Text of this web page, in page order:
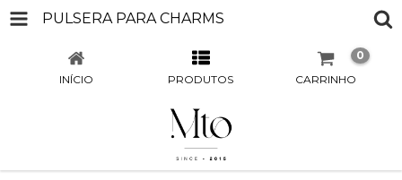
PULSERA PARA CHARMS
INÍCIO PRODUTOS CARRINHO
0